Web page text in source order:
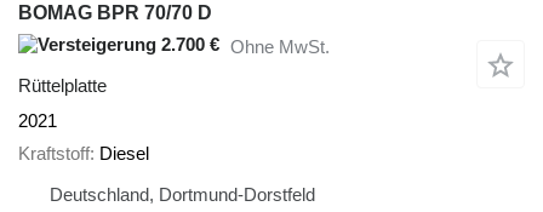
BOMAG BPR 70/70 D
2.700 € Ohne MwSt.
Rüttelplatte
2021
Kraftstoff Diesel
Deutschland, Dortmund-Dorstfeld